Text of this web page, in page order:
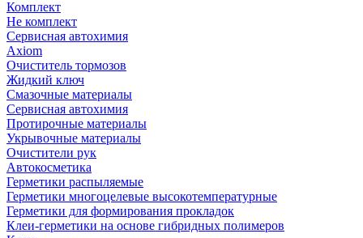
Комплект
Не комплект
Сервисная автохимия
Axiom
Очиститель тормозов
Жидкий ключ
Смазочные материалы
Сервисная автохимия
Протирочные материалы
Укрывочные материалы
Очистители рук
Автокосметика
Герметики распыляемые
Герметики многоцелевые высокотемпературные
Герметики для формирования прокладок
Клеи-герметики на основе гибридных полимеров